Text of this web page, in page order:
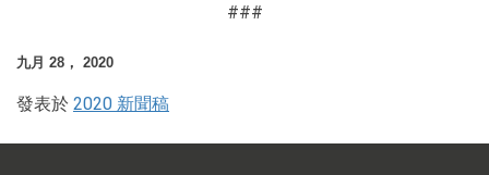
###
九月 28， 2020
發表於 2020 新聞稿